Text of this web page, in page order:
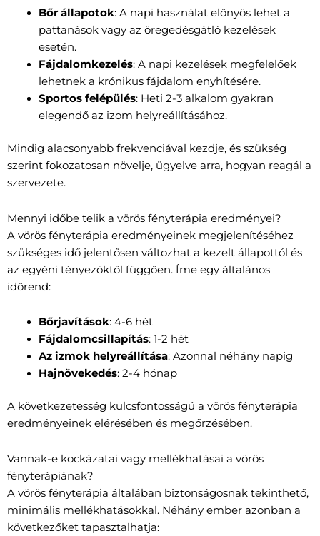
Bőr állapotok: A napi használat előnyös lehet a
pattanások vagy az öregedésgátló kezelések
esetén.
Fájdalomkezelés: A napi kezelések megfelelőek
lehetnek a krónikus fájdalom enyhítésére.
Sportos felépülés: Heti 2-3 alkalom gyakran
elegendő az izom helyreállításához.
Mindig alacsonyabb frekvenciával kezdje, és szükség
szerint fokozatosan növelje, ügyelve arra, hogyan reagál a
szervezete.
Mennyi időbe telik a vörös fényterápia eredményei?
A vörös fényterápia eredményeinek megjelenítéséhez
szükséges idő jelentősen változhat a kezelt állapottól és
az egyéni tényezőktől függően. Íme egy általános
időrend:
Bőrjavítások: 4-6 hét
Fájdalomcsillapítás: 1-2 hét
Az izmok helyreállítása: Azonnal néhány napig
Hajnövekedés: 2-4 hónap
A következetesség kulcsfontosságú a vörös fényterápia
eredményeinek elérésében és megőrzésében.
Vannak-e kockázatai vagy mellékhatásai a vörös
fényterápiának?
A vörös fényterápia általában biztonságosnak tekinthető,
minimális mellékhatásokkal. Néhány ember azonban a
következőket tapasztalhatja: